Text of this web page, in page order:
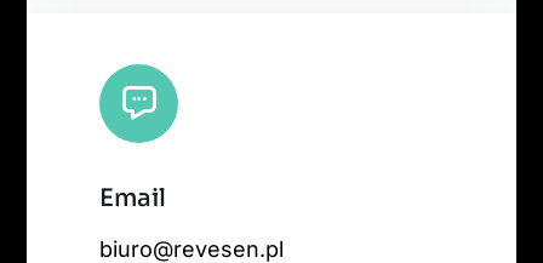
Email
biuro@revesen.pl